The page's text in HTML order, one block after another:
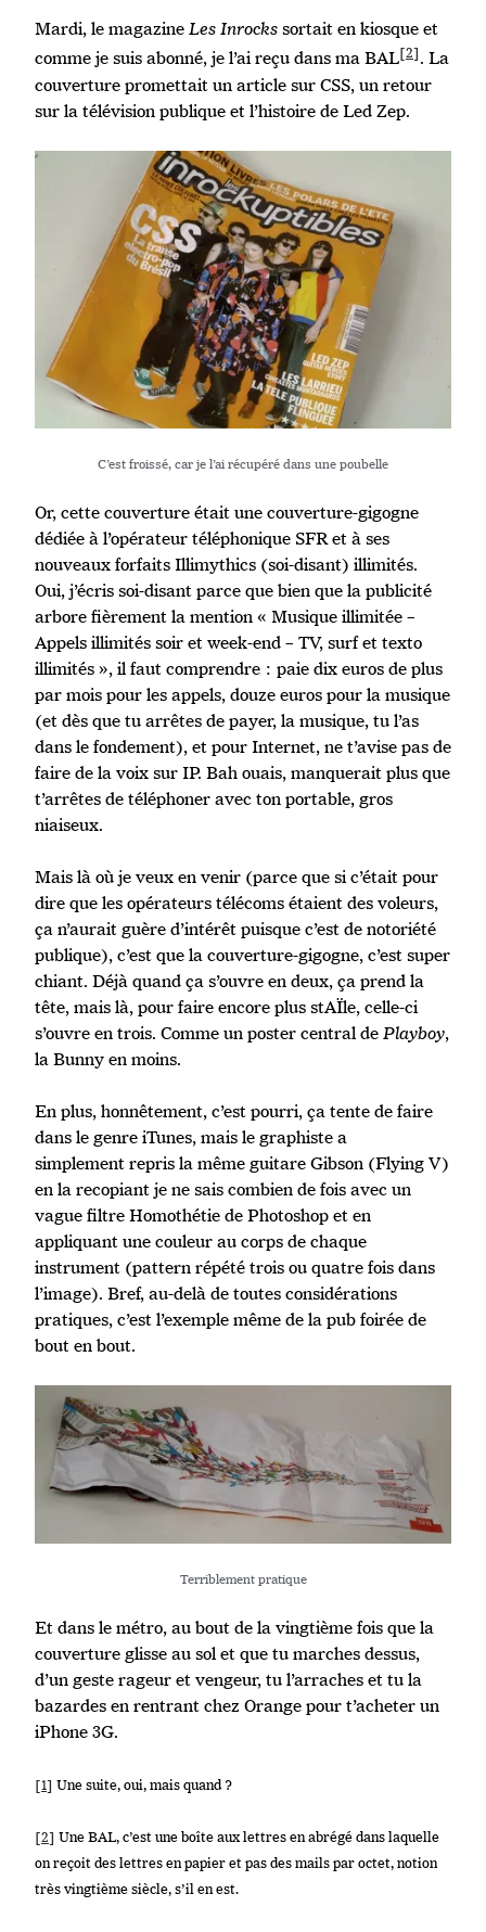
Mardi, le magazineLes Inrockssortait en kiosque et
comme je suis abonné, je l’ai reçu dans ma BAL[2]. La
couverture promettait un article sur CSS, un retour
sur la télévision publique et l’histoire de Led Zep.
C’est froissé, car je l’ai récupéré dans une poubelle
Or, cette couverture était une couverture-gigogne
dédiée à l’opérateur téléphonique SFR et à ses
nouveaux forfaits Illimythics (soi-disant) illimités.
Oui, j’écris soi-disant parce que bien que la publicité
arbore fièrement la mention « Musique illimitée –
Appels illimités soir et week-end – TV, surf et texto
illimités », il faut comprendre : paie dix euros de plus
par mois pour les appels, douze euros pour la musique
(et dès que tu arrêtes de payer, la musique, tu l’as
dans le fondement), et pour Internet, ne t’avise pas de
faire de la voix sur IP. Bah ouais, manquerait plus que
t’arrêtes de téléphoner avec ton portable, gros
niaiseux.
Mais là où je veux en venir (parce que si c’était pour
dire que les opérateurs télécoms étaient des voleurs,
ça n’aurait guère d’intérêt puisque c’est de notoriété
publique), c’est que la couverture-gigogne, c’est super
chiant. Déjà quand ça s’ouvre en deux, ça prend la
tête, mais là, pour faire encore plus stAÏle, celle-ci
s’ouvre en trois. Comme un poster central dePlayboy,
la Bunny en moins.
En plus, honnêtement, c’est pourri, ça tente de faire
dans le genre iTunes, mais le graphiste a
simplement repris la même guitare Gibson (Flying V)
en la recopiant je ne sais combien de fois avec un
vague filtre Homothétie de Photoshop et en
appliquant une couleur au corps de chaque
instrument (pattern répété trois ou quatre fois dans
l’image). Bref, au-delà de toutes considérations
pratiques, c’est l’exemple même de la pub foirée de
bout en bout.
Terriblement pratique
Et dans le métro, au bout de la vingtième fois que la
couverture glisse au sol et que tu marches dessus,
d’un geste rageur et vengeur, tu l’arraches et tu la
bazardes en rentrant chez Orange pour t’acheter un
iPhone 3G.
[1] Une suite, oui, mais quand ?
[2] Une BAL, c’est une boîte aux lettres en abrégé dans laquelle
on reçoit des lettres en papier et pas des mails par octet, notion
très vingtième siècle, s’il en est.